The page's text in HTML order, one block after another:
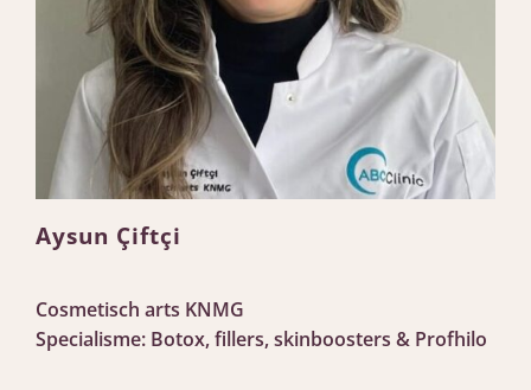
Aysun Çiftçi
Cosmetisch arts KNMG
Specialisme: Botox, fillers, skinboosters & Profhilo